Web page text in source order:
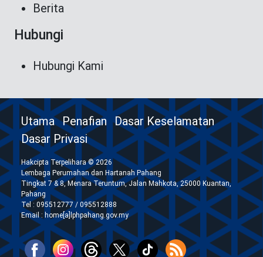
Berita
Hubungi
Hubungi Kami
Utama Penafian Dasar Keselamatan
Dasar Privasi
Hakcipta Terpelihara © 2026
Lembaga Perumahan dan Hartanah Pahang
Tingkat 7 & 8, Menara Teruntum, Jalan Mahkota, 25000 Kuantan,
Pahang
Tel : 095512777 / 095512888
Email : home[a]lphpahang.gov.my